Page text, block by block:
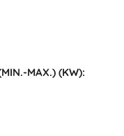
MAX.) (KW):